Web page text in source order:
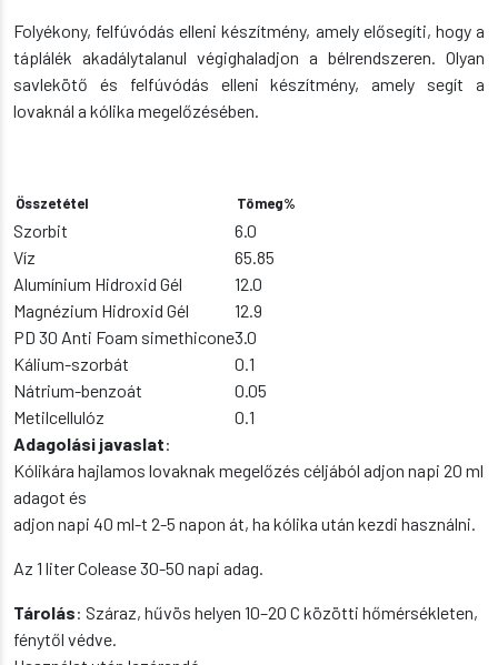
Folyékony, felfúvódás elleni készítmény, amely elősegíti, hogy a
táplálék akadálytalanul végighaladjon a bélrendszeren. Olyan
savlekötő és felfúvódás elleni készítmény, amely segít a
lovaknál a kólika megelőzésében.
Összetétel Tömeg%
Szorbit
6.0
Víz
65.85
Alumínium Hidroxid Gél
12.0
Magnézium Hidroxid Gél
12.9
PD 30 Anti Foam simethicone3.0
Kálium-szorbát
0.1
Nátrium-benzoát
0.05
Metilcellulóz
0.1
Adagolási javaslat:
Kólikára hajlamos lovaknak megelőzés céljából adjon napi 20 ml
adagot és
adjon napi 40 ml-t 2-5 napon át, ha kólika után kezdi használni.
Az 1 liter Colease 30-50 napi adag.
Tárolás: Száraz, hűvös helyen 10–20 C közötti hőmérsékleten,
fénytől védve.